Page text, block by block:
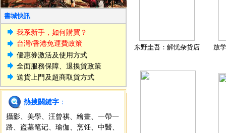
書城快訊
我系新手，如何購買？
台灣/香港免運費政策
優惠券激活及使用方式
全面服務保障、退換貨政策
送貨上門及超商取貨方式
熱搜關鍵字 ：
攝影
美學 汪曾祺 繪畫
一帶一
路
盗墓笔记 瑜伽 烹饪 中醫
东野圭吾：解忧杂货店 放